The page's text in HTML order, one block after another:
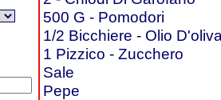
500 G - Pomodori
1/2 Bicchiere - Olio
1 Pizzico - Zucchero
Sale
Pepe